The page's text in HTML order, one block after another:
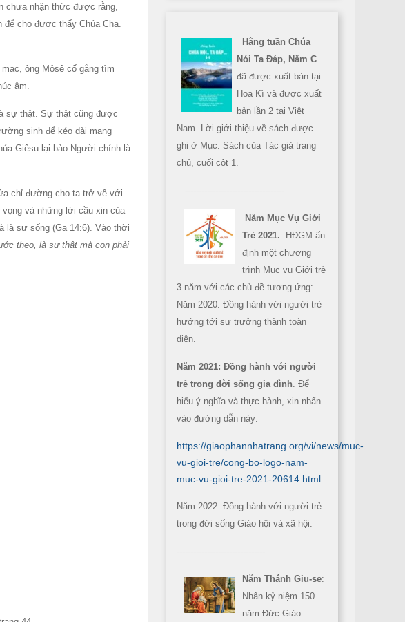
chưa nhận thức được rằng,
cho được thấy Chúa Cha.
ông Môsê cố gắng tìm
âm.
sự thật. Sự thật cũng được
sinh để kéo dài mạng
Giêsu lại bảo Người chính là
chỉ đường cho ta trở về với
và những lời cầu xin của
là sự sống (Ga 14:6). Vào thời
theo, là sự thật mà con phải
Hằng tuần Chúa
Nói Ta Đáp, Năm C
đã được xuất bản tại
Hoa Kì và được xuất
bản lần 2 tại Việt
Nam. Lời giới thiệu về sách được
ghi ở Mục: Sách của Tác giả trang
chủ, cuối cột 1.
------------------------------------
Năm Mục Vụ Giới
Trẻ 2021.
HĐGM ấn
định một chương
trình Mục vụ Giới trẻ
3 năm với các chủ đề tương ứng:
Năm 2020: Đồng hành với người trẻ
hướng tới sự trưởng thành toàn
diện.
Năm 2021: Đồng hành với người
trẻ trong đời sống gia đình. Để
hiểu ý nghĩa và thực hành, xin nhấn
vào đường dẫn này:
https://giaophannhatrang.org/vi/news/muc-
vu-gioi-tre/cong-bo-logo-nam-
muc-vu-gioi-tre-2021-20614.html
Năm 2022: Đồng hành với người trẻ
trong đời sống Giáo hội và xã hội.
--------------------------------
Năm Thánh Giu-se:
Nhân kỷ niệm 150
năm Đức Giáo